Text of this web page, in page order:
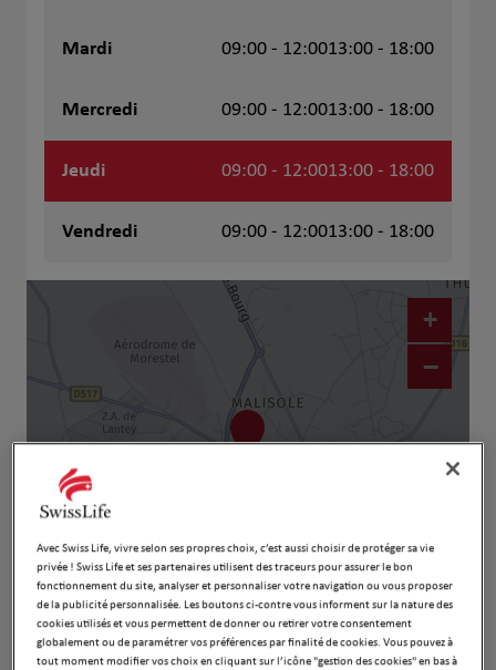
Mardi 09:00 - 12:0013:00 - 18:00
Mercredi 09:00 - 12:0013:00 - 18:00
Jeudi 09:00 - 12:0013:00 - 18:00
Vendredi 09:00 - 12:0013:00 - 18:00
+
−
Leaflet| Map ©2026HERE
Naviguer Itinéraire
Avec Swiss Life, vivre selon ses propres choix, c’est aussi choisir de protéger sa vie
privée ! Swiss Life et ses partenaires utilisent des traceurs pour assurer le bon
fonctionnement du site, analyser et personnaliser votre navigation ou vous proposer
de la publicité personnalisée. Les boutons ci-contre vous informent sur la nature des
cookies utilisés et vous permettent de donner ou retirer votre consentement
globalement ou de paramétrer vos préférences par finalité de cookies. Vous pouvez à
tout moment modifier vos choix en cliquant sur l’icône "gestion des cookies" en bas à